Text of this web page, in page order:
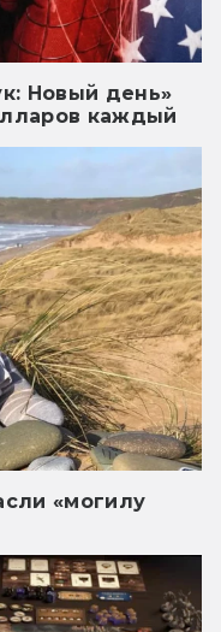
Новый день»
каждый
«могилу